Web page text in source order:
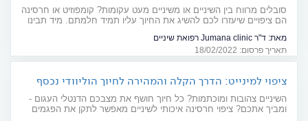
סובלים מרווח בין השיניים או משיניים מעט עקומות? קומפוזיט או חרסינה
הם ציפויים שיעזרו לכם להשיג את החיוך עליו תמיד חלמתם. מיד תבינו
מאת: ד"ר Jumana clinic רפואת שיניים
תאריך פרסום: 18/02/2022
ציפוי למינייט: הדרך הקלה והמהירה לחיוך הוליוודי נכסף
השיניים צהובות ומוכתמות? כל חיוך חושף את מצבכם הדנטלי העגום -
ומביך אתכם? ציפוי חרסינה איכותי לשיניים מאפשר לתקן את הפגמים